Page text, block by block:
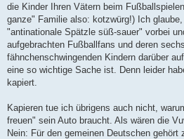
die Kinder Ihren Vätern beim
ganze" Familie also: kotzwürg!) Ich
"antinationale Spätzle süß-sauer" vorbei
aufgebrachten Fußballfans und deren
fähnchenschwingenden Kindern darüber
eine so wichtige Sache ist. Denn leider
kapiert.
Kapieren tue ich übrigens auch nicht,
freuen" sein Auto braucht. Als wären die
Nein: Für den gemeinen Deutschen gehört